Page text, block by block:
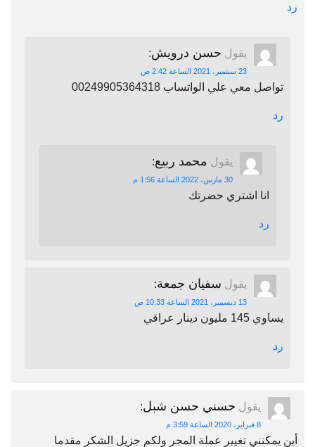
رد
يقول حسن درويش:
23 سبتمبر، 2021 الساعة 2:42 ص
تواصل معي علي الواتساب 00249905364318
رد
يقول محمد ربيع:
30 مارس، 2022 الساعة 1:56 م
انا اشتري حضرتك
رد
يقول سفيان جمعة:
13 ديسمبر، 2021 الساعة 10:33 ص
يساوي 145 مليون دينار عراقي
رد
يقول حسني حسن شبل:
8 فبراير، 2020 الساعة 3:59 م
أين يمكنني تغيير عملة المجر ولكم جزيل الشكر مقدما